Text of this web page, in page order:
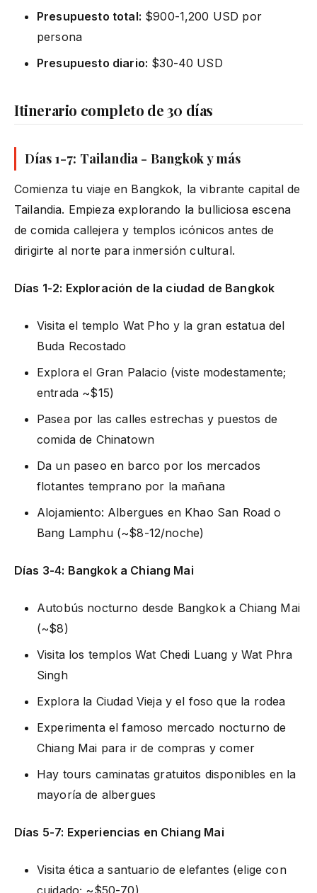
Presupuesto total: $900-1,200 USD por
persona
Presupuesto diario: $30-40 USD
Itinerario completo de 30 días
Días 1-7: Tailandia - Bangkok y más
Comienza tu viaje en Bangkok, la vibrante capital de
Tailandia. Empieza explorando la bulliciosa escena
de comida callejera y templos icónicos antes de
dirigirte al norte para inmersión cultural.
Días 1-2: Exploración de la ciudad de Bangkok
Visita el templo Wat Pho y la gran estatua del
Buda Recostado
Explora el Gran Palacio (viste modestamente;
entrada ~$15)
Pasea por las calles estrechas y puestos de
comida de Chinatown
Da un paseo en barco por los mercados
flotantes temprano por la mañana
Alojamiento: Albergues en Khao San Road o
Bang Lamphu (~$8-12/noche)
Días 3-4: Bangkok a Chiang Mai
Autobús nocturno desde Bangkok a Chiang Mai
(~$8)
Visita los templos Wat Chedi Luang y Wat Phra
Singh
Explora la Ciudad Vieja y el foso que la rodea
Experimenta el famoso mercado nocturno de
Chiang Mai para ir de compras y comer
Hay tours caminatas gratuitos disponibles en la
mayoría de albergues
Días 5-7: Experiencias en Chiang Mai
Visita ética a santuario de elefantes (elige con
cuidado; ~$50-70)